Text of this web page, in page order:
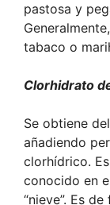
pastosa y
tabaco o
Clorhidrato
Se obtiene
añadiendo
clorhídrico.
conocido en
“nieve”. Es